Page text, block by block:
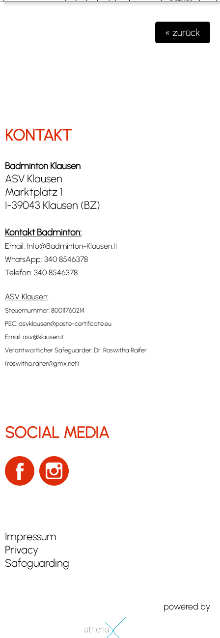
« zurück
KONTAKT
Badminton Klausen
ASV Klausen
Marktplatz 1
I-39043 Klausen (BZ)
Kontakt Badminton:
Email: Info@Badminton-Klausen.It
WhatsApp: 340 8546378
Telefon: 340 8546378
ASV Klausen:
Steuernummer: 80011760214
PEC:asvklausen@poste-certificate.eu
Email:asv@klausen.it
Verantwortlicher Safeguarder: Dr. Roswitha Raifer
(roswitha.raifer@gmx.net)
SOCIAL MEDIA
Impressum
Privacy
Safeguarding
powered by